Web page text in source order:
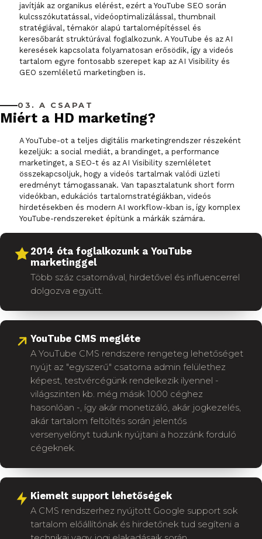
javítják az organikus elérést, ezért a YouTube SEO során
kulcsszókutatással, videóoptimalizálással, thumbnail
stratégiával, témakör alapú tartalomépítéssel és
keresőbarát struktúrával foglalkozunk. A YouTube és az AI
keresések kapcsolata folyamatosan erősödik, így a videós
tartalom egyre fontosabb szerepet kap az AI Visibility és
GEO szemléletű marketingben is.
03. A CSAPAT
Miért a HD marketing?
A YouTube-ot a teljes digitális marketingrendszer részeként
kezeljük: a social mediát, a brandinget, a performance
marketinget, a SEO-t és az AI Visibility szemléletet
összekapcsoljuk, hogy a videós tartalmak valódi üzleti
eredményt támogassanak. Van tapasztalatunk short form
videókban, edukációs tartalomstratégiákban, videós
hirdetésekben és modern AI workflow-kban is, így komplex
YouTube-rendszereket építünk a márkák számára.
2014 óta foglalkozunk a YouTube
marketinggel
Több száz csatornával, hirdetővel és influencerrel
dolgozva együtt.
YouTube CMS megléte
A YouTube CMS rendszere rengeteg lehetőséget
nyújt az "egyszerű" csatorna admin felülethez
képest, testvércégünk rendelkezik ilyennel -
világszinten kb. még másik 1000 céghez
hasonlóan -, így akár monetizáló, akár jogkezelés,
akár tartalom feltöltés során jelentős
versenyelőnyt tudunk nyújtani a hozzánk forduló
cégeknek.
Kiemelt support lehetőségek
A CMS rendszerhez nyújtott Google support sok
tartalom előállítónak és hirdetőnek tud segíteni a